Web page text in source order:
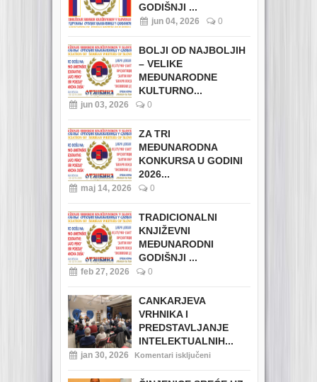
GODIŠNJI ...
jun 04, 2026 0
BOLJI OD NAJBOLJIH
– VELIKE
MEĐUNARODNE
KULTURNO...
jun 03, 2026 0
ZA TRI
MEĐUNARODNA
KONKURSA U GODINI
2026...
maj 14, 2026 0
TRADICIONALNI
KNJIŽEVNI
MEĐUNARODNI
GODIŠNJI ...
feb 27, 2026 0
CANKARJEVA
VRHNIKA I
PREDSTAVLJANJE
INTELEKTUALNIH...
jan 30, 2026 Komentari isključeni